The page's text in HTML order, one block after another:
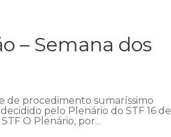
– Semana dos
de procedimento sumaríssimo
pelo Plenário do STF 16 de
O Plenário, por...